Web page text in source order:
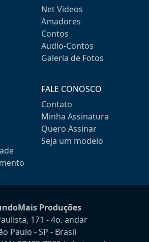
Net Videos
Amadores
Contos
Audio-Contos
Galeria de Fotos
FALE CONOSCO
Contato
Minha Assinatura
Quero Assinar
Seja um modelo
Produções
171 - 4o. andar
Paulo - SP - Brasil